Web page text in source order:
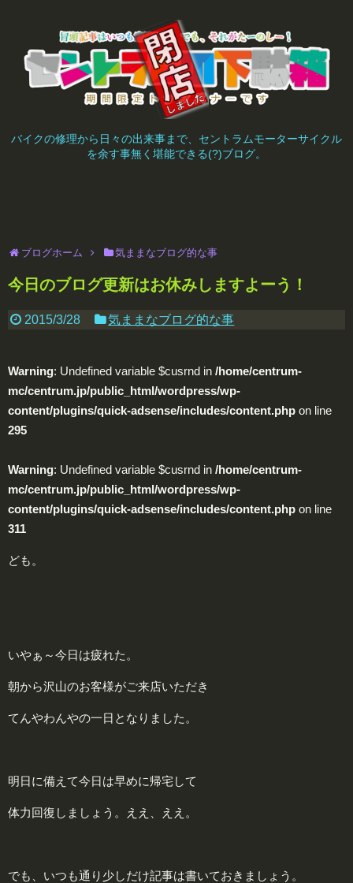
バイクの修理から日々の出来事まで、セントラムモーターサイクル
を余す事無く堪能できる(?)ブログ。
ブログホーム 気ままなブログ的な事
今日のブログ更新はお休みしますよーう！
2015/3/28 気ままなブログ的な事
Warning: Undefined variable $cusrnd in /home/centrum-
mc/centrum.jp/public_html/wordpress/wp-
content/plugins/quick-adsense/includes/content.php on line
295
Warning: Undefined variable $cusrnd in /home/centrum-
mc/centrum.jp/public_html/wordpress/wp-
content/plugins/quick-adsense/includes/content.php on line
311
ども。
いやぁ～今日は疲れた。
朝から沢山のお客様がご来店いただき
てんやわんやの一日となりました。
明日に備えて今日は早めに帰宅して
体力回復しましょう。ええ、ええ。
でも、いつも通り少しだけ記事は書いておきましょう。